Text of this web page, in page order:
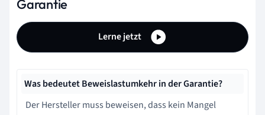
Garantie
Lerne jetzt
Was bedeutet Beweislastumkehr in der Garantie?
Der Hersteller muss beweisen, dass kein Mangel